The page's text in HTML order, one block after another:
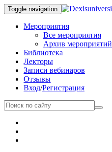
Toggle navigation
Мероприятия
Все мероприятия
Архив мероприятий
Библиотека
Лекторы
Записи вебинаров
Отзывы
Вход/Регистрация